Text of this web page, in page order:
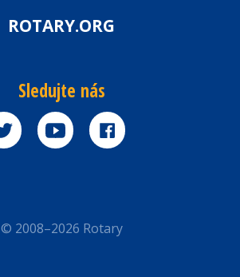
ROTARY.ORG
Sledujte nás
© 2008–2026 Rotary